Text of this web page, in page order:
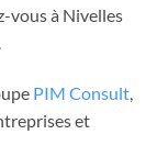
vous à Nivelles
PIM Consult,
et